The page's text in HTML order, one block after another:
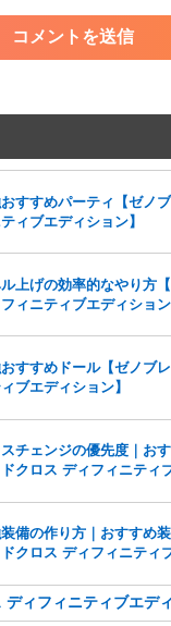
を含む内容の投稿
適切と判断した投稿
する
了承ください。
トは復元ができません
反や、弊社に損害の及ぶ
らせていただく場合もご
せ。
すすめパーティ【ゼノ
ィブエディション】
ル上げの効率的なやり方
ィニティブエディション
すすめドール【ゼノブ
ブエディション】
チェンジの優先度｜お
クロス ディフィニティ
備の作り方｜おすすめ
クロス ディフィニティ
ディフィニティブエデ